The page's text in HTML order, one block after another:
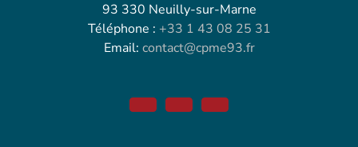
93 330 Neuilly-sur-Marne
Téléphone : +33 1 43 08 25 31
Email: contact@cpme93.fr
FacebookTwitterLinkedin